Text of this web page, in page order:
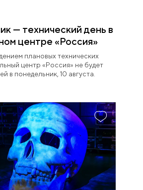
— технический день в
центре «Россия»
плановых технических
центр «Россия» не будет
в понедельник, 10 августа.